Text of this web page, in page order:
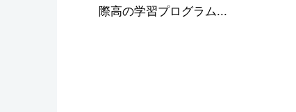
際高の学習プログラム...